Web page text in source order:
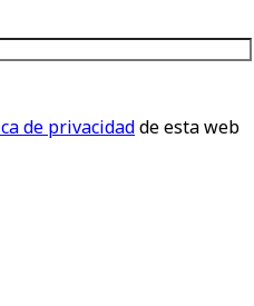
de privacidadde esta web